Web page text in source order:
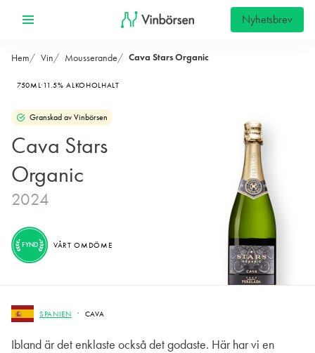
Nyhetsbrev
Hem Vin Mousserande Cava Stars Organic
750ML 11.5% ALKOHOLHALT
Granskad av Vinbörsen
Cava Stars
Organic
2024
SPANIEN CAVA
Ibland är det enklaste också det godaste. Här har vi en
FYND VÅRT OMDÖME